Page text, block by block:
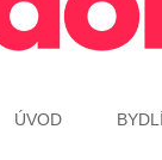
ÚVOD